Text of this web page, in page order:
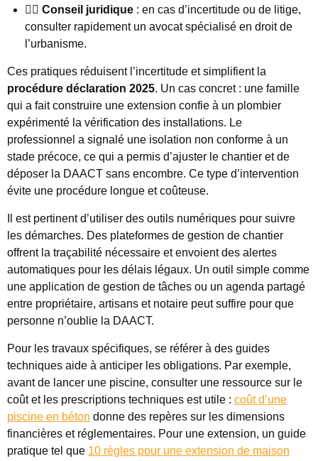
👩‍⚖️ Conseil juridique : en cas d’incertitude ou de litige,
consulter rapidement un avocat spécialisé en droit de
l’urbanisme.
Ces pratiques réduisent l’incertitude et simplifient la
procédure déclaration 2025. Un cas concret : une famille
qui a fait construire une extension confie à un plombier
expérimenté la vérification des installations. Le
professionnel a signalé une isolation non conforme à un
stade précoce, ce qui a permis d’ajuster le chantier et de
déposer la DAACT sans encombre. Ce type d’intervention
évite une procédure longue et coûteuse.
Il est pertinent d’utiliser des outils numériques pour suivre
les démarches. Des plateformes de gestion de chantier
offrent la traçabilité nécessaire et envoient des alertes
automatiques pour les délais légaux. Un outil simple comme
une application de gestion de tâches ou un agenda partagé
entre propriétaire, artisans et notaire peut suffire pour que
personne n’oublie la DAACT.
Pour les travaux spécifiques, se référer à des guides
techniques aide à anticiper les obligations. Par exemple,
avant de lancer une piscine, consulter une ressource sur le
coût et les prescriptions techniques est utile : coût d’une
piscine en béton donne des repères sur les dimensions
financières et réglementaires. Pour une extension, un guide
pratique tel que 10 règles pour une extension de maison